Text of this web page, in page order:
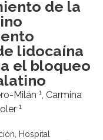
de la
lidocaína
el bloqueo
Milán 1, Carmina
1
Hospital